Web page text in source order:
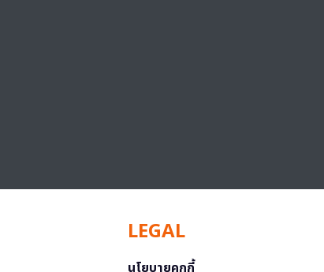
LEGAL
นโยบายคุกกี้